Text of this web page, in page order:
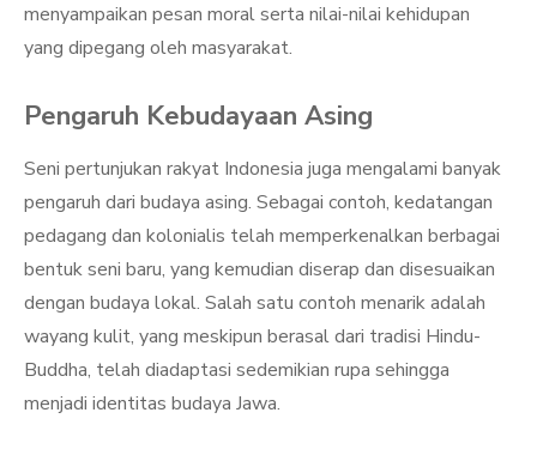
menyampaikan pesan moral serta nilai-nilai kehidupan
yang dipegang oleh masyarakat.
Pengaruh Kebudayaan Asing
Seni pertunjukan rakyat Indonesia juga mengalami banyak
pengaruh dari budaya asing. Sebagai contoh, kedatangan
pedagang dan kolonialis telah memperkenalkan berbagai
bentuk seni baru, yang kemudian diserap dan disesuaikan
dengan budaya lokal. Salah satu contoh menarik adalah
wayang kulit, yang meskipun berasal dari tradisi Hindu-
Buddha, telah diadaptasi sedemikian rupa sehingga
menjadi identitas budaya Jawa.